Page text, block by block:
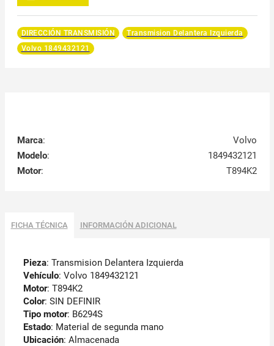
DIRECCIÓN TRANSMISIÓN
Transmision Delantera Izquierda
Volvo 1849432121
Marca:
Volvo
Modelo:
1849432121
Motor: T894K2
FICHA TÉCNICA INFORMACIÓN ADICIONAL
Pieza: Transmision Delantera Izquierda
Vehículo: Volvo 1849432121
Motor: T894K2
Color: SIN DEFINIR
Tipo motor: B6294S
Estado: Material de segunda mano
Ubicación: Almacenada